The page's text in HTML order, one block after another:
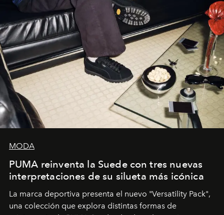
MODA
PUMA reinventa la Suede con tres nuevas
interpretaciones de su silueta más icónica
La marca deportiva presenta el nuevo "Versatility Pack",
una colección que explora distintas formas de